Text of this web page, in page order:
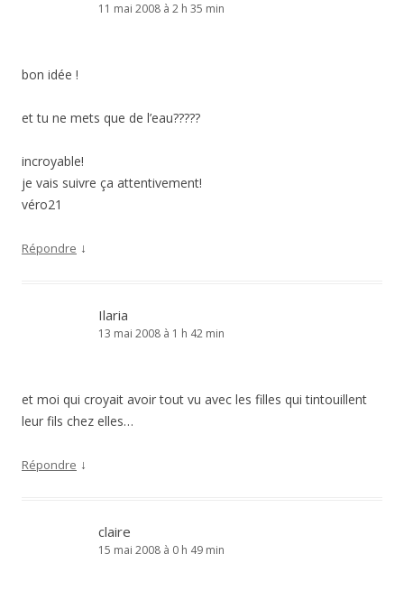
11 mai 2008 à 2 h 35 min
bon idée !
et tu ne mets que de l’eau?????
incroyable!
je vais suivre ça attentivement!
véro21
Répondre ↓
Ilaria
13 mai 2008 à 1 h 42 min
et moi qui croyait avoir tout vu avec les filles qui tintouillent
leur fils chez elles…
Répondre ↓
claire
15 mai 2008 à 0 h 49 min